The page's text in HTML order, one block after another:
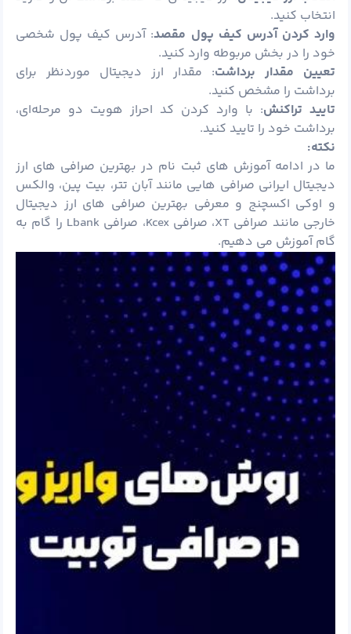
انتخاب کنید.
وارد کردن آدرس کیف پول مقصد: آدرس کیف پول شخصی
خود را در بخش مربوطه وارد کنید.
تعیین مقدار برداشت: مقدار ارز دیجیتال موردنظر برای
برداشت را مشخص کنید.
تایید تراکنش: با وارد کردن کد احراز هویت دو مرحله‌ای،
برداشت خود را تایید کنید.
نکته:
ما در ادامه آموزش های ثبت نام در بهترین صرافی های ارز
دیجیتال ایرانی صرافی هایی مانند آبان تتر، بیت پین، والکس
و اوکی اکسچنج و معرفی بهترین صرافی های ارز دیجیتال
خارجی مانند صرافی XT، صرافی Kcex، صرافی Lbank را گام به
گام آموزش می دهیم.